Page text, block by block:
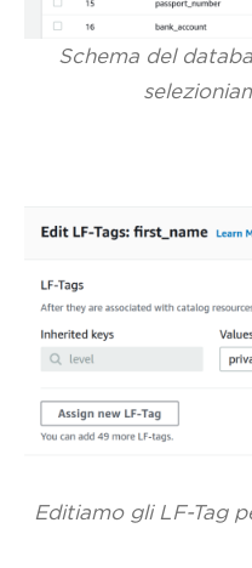
Schema del
Editiamo gli LF-Tag